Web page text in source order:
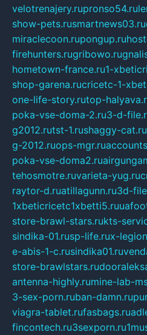
velotrenajery.rupronso54.ru
show-pets.rusmartnews03.ru
miraclecoon.rupongup.ru
firehunters.rugribowo.ru
hometown-france.ru1-
shop-garena.rucricetc-1-
one-life-story.rutop-
poka-vse-doma-2.ru3-d-
g2012.rutst-1.rushaggy-cat.ru
g-2012.ruops-mgr.ru
poka-vse-doma2.ru
tehosmotre.ruvarieta-yug.ru
raytor-d.ruatillagunn.ru3d-
1xbeticricetc1xbetti5.ru
store-brawl-stars.rukts-
sindika-01.rusp-life.rux-
e-abis-1-c.rusindika01.ru
store-brawlstars.ru
antenna-highly.rumine-lab-
3-sex-porn.ruban-damn.ru
viagra-tablet.rufasbags.ru
fincontech.ru3sexporn.ru